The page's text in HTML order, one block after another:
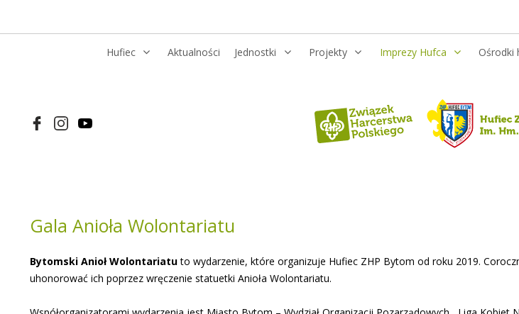
Hufiec Aktualności Jednostki Projekty Imprezy Hufca Ośrodki
Gala Anioła Wolontariatu
Bytomski Anioł Wolontariatuto wydarzenie, które organizuje Hufiec ZHP Bytom od roku 2019.
uhonorować ich poprzez wręczenie statuetki Anioła Wolontariatu.